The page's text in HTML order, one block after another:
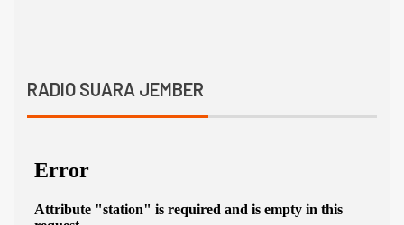
RADIO SUARA JEMBER